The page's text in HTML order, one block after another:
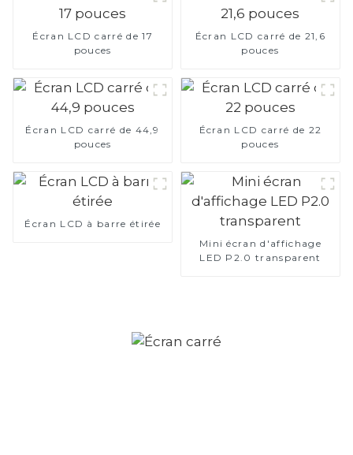
Écran LCD carré de 17
pouces
Écran LCD carré de 21,6
pouces
Écran LCD carré de 44,9
pouces
Écran LCD carré de 22
pouces
Écran LCD à barre étirée
Mini écran d'affichage
LED P2.0 transparent